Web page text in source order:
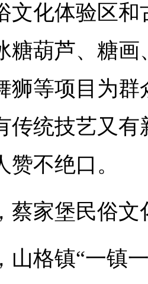
文化体验区
糖葫芦、糖
狮等项目为
传统技艺又
不绝口。
蔡家堡民俗
山格镇“一镇